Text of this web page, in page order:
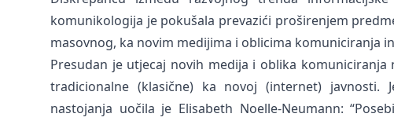
komunikologija je pokušala prevazići proširenjem
masovnog, ka novim medijima i oblicima komuniciranja
Presudan je utjecaj novih medija i oblika
tradicionalne (klasične) ka novoj (internet)
nastojanja uočila je Elisabeth Noelle-Neumann: